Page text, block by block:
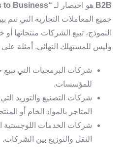
B2B هو اختصار لـ “Business to Business”
جميع المعاملات التجارية التي تتم
النموذج، تبيع الشركات منتجاتها
وليس للمستهلك النهائي. أمثلة
شركات البرمجيات التي تبيع
للمؤسسات.
شركات التصنيع والتوريد
المتاجر بالمواد الخام أو
شركات الخدمات اللوجستية
النقل والتوزيع بين الشركات.